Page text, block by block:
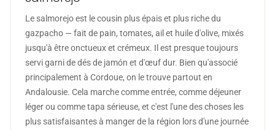
Le salmorejo est le cousin plus épais et plus riche du
gazpacho — fait de pain, tomates, ail et huile d'olive, mixés
jusqu'à être onctueux et crémeux. Il est presque toujours
servi garni de dés de jamón et d'œuf dur. Bien qu'associé
principalement à Cordoue, on le trouve partout en
Andalousie. Cela marche comme entrée, comme déjeuner
léger ou comme tapa sérieuse, et c'est l'une des choses les
plus satisfaisantes à manger de la région lors d'une journée